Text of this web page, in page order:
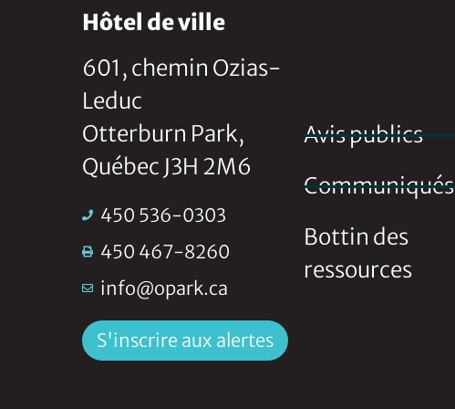
Hôtel de ville
601, chemin Ozias-
Leduc
Otterburn Park,
Québec J3H 2M6
450 536-0303
450 467-8260
info@opark.ca
S'inscrire aux alertes
Avis publics
Communiqués
Bottin des
ressources